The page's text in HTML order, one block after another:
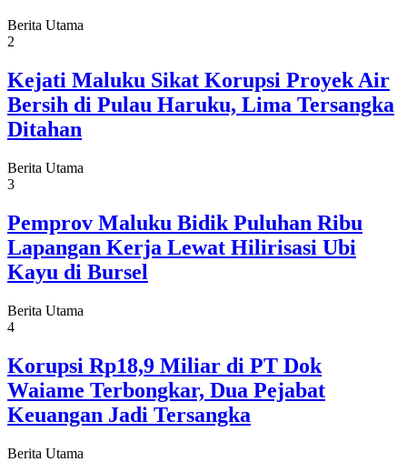
Berita Utama
2
Kejati Maluku Sikat Korupsi Proyek Air
Bersih di Pulau Haruku, Lima Tersangka
Ditahan
Berita Utama
3
Pemprov Maluku Bidik Puluhan Ribu
Lapangan Kerja Lewat Hilirisasi Ubi
Kayu di Bursel
Berita Utama
4
Korupsi Rp18,9 Miliar di PT Dok
Waiame Terbongkar, Dua Pejabat
Keuangan Jadi Tersangka
Berita Utama